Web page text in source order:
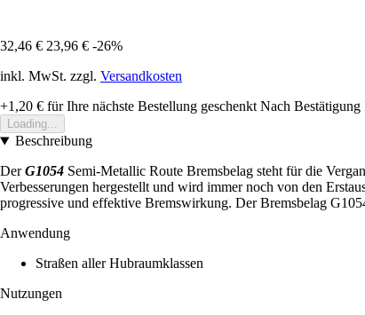
32,46 € 23,96 € -26%
inkl. MwSt. zzgl. Versandkosten
+1,20 € für Ihre nächste Bestellung geschenkt Nach Bestätigung
Loading...
Beschreibung
DerG1054 Semi-Metallic Route Bremsbelag steht für die
Verbesserungen hergestellt und wird immer noch von den
progressive und effektive Bremswirkung. Der Bremsbelag
Anwendung
Straßen aller Hubraumklassen
Nutzungen